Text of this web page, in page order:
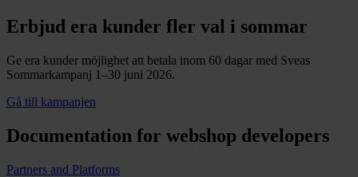
Erbjud era kunder fler val i sommar
Ge era kunder möjlighet att betala inom 60 dagar med Sveas
Sommarkampanj 1–30 juni 2026.
Gå till kampanjen
Documentation for webshop developers
Partners and Platforms